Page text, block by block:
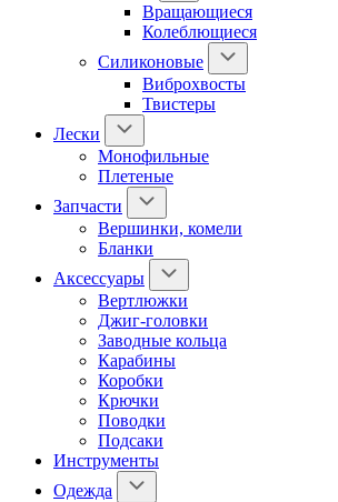
Вращающиеся
Колеблющиеся
Силиконовые
Виброхвосты
Твистеры
Лески
Монофильные
Плетеные
Запчасти
Вершинки, комели
Бланки
Аксессуары
Вертлюжки
Джиг-головки
Заводные кольца
Карабины
Коробки
Крючки
Поводки
Подсаки
Инструменты
Одежда